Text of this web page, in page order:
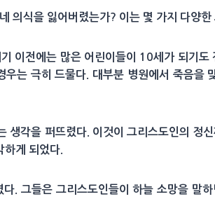
의식을 잃어버렸는가? 이는 몇 가지 다양
이전에는 많은 어린이들이 10세가 되기
는 극히 드물다. 대부분 병원에서 죽음을
각을 퍼뜨렸다. 이것이 그리스도인의 정
하게 되었다.
. 그들은 그리스도인들이 하늘 소망을 말